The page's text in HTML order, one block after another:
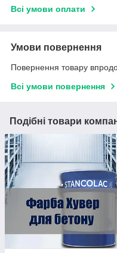
Всі умови оплати
Умови повернення
Повернення товару
Всі умови повернення
Подібні товари